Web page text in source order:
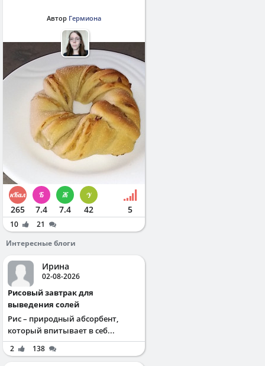
Автор Гермиона
265 7.4 7.4 42 5
10
21
Интересные блоги
Ирина
02-08-2026
Рисовый завтрак для
выведения солей
Рис – природный абсорбент,
который впитывает в себ...
2 138